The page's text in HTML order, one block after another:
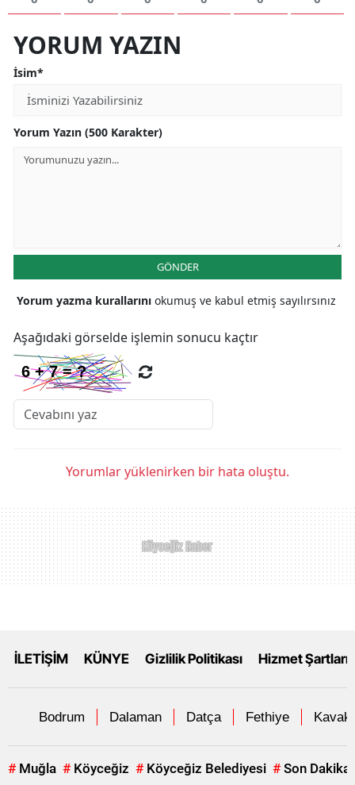
YORUM YAZIN
İsim*
Yorum Yazın (500 Karakter)
GÖNDER
Yorum yazma kurallarını okumuş ve kabul etmiş sayılırsınız
Aşağıdaki görselde işlemin sonucu kaçtır
Yorumlar yüklenirken bir hata oluştu.
İLETİŞİM KÜNYE Gizlilik Politikası Hizmet Şartları
Bodrum Dalaman Datça Fethiye
# Muğla # Köyceğiz # Köyceğiz Belediyesi # Son Dakika